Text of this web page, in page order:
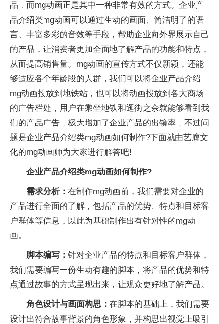
品，而mg动画正是其中一种非常有效的方式。企业产
品介绍类mg动画可以通过生动的画面、简洁明了的语
言、丰富多彩的音效等手段，帮助企业向外界展示自己
的产品，让消费者更加全面地了解产品的功能和特点，
从而提高销售量。mg动画的宣传方式不仅新颖，还能
够适应各个年龄段的人群，我们可以将企业产品介绍
mg动画投放到地铁站，也可以将动画投放到各大商场
的广告栏处，用户在乘坐地铁和逛街之余就能够看到我
们的产品广告，极大增加了企业产品的出镜率，不过问
题是企业产品介绍类mg动画如何制作?下面就由艺廊文
化的mg动画师为大家进行解答吧!
企业产品介绍类mg动画如何制作?
需求分析： 在制作mg动画前，我们需要对企业的
产品进行全面的了解，包括产品的优势、特点和目标客
户群体等信息，以此为基础制作出有针对性的mg动
画。
脚本编写： 针对企业产品的特点和目标客户群体，
我们需要编写一份生动有趣的脚本，将产品的优势和特
点通过故事的方式呈现出来，让观众更好地了解产品。
角色设计与画面构思： 在脚本的基础上，我们需要
设计出符合故事背景的角色形象，并构思出视觉上吸引